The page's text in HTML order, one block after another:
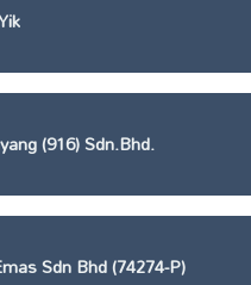
(916) Sdn.Bhd.
Sdn Bhd (74274-P)